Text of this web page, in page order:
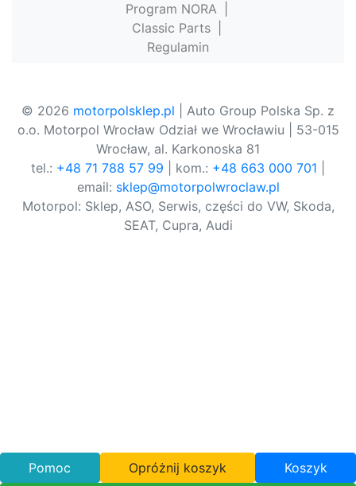
Program NORA
Classic Parts
Regulamin
© 2026 motorpolsklep.pl | Auto Group Polska Sp. z
o.o. Motorpol Wrocław Odział we Wrocławiu | 53-015
Wrocław, al. Karkonoska 81
tel.: +48 71 788 57 99 | kom.: +48 663 000 701
email: sklep@motorpolwroclaw.pl
Motorpol: Sklep, ASO, Serwis, części do VW, Skoda,
SEAT, Cupra, Audi
Pomoc Opróżnij koszyk Koszyk